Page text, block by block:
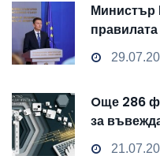
Министър
Oще 286
за
и облачни